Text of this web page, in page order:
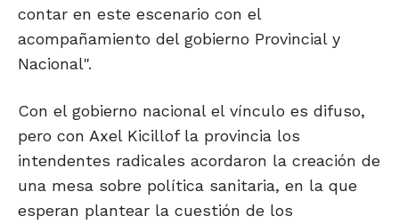
contar en este escenario con el
acompañamiento del gobierno Provincial y
Nacional".
Con el gobierno nacional el vínculo es difuso,
pero con Axel Kicillof la provincia los
intendentes radicales acordaron la creación de
una mesa sobre política sanitaria, en la que
esperan plantear la cuestión de los